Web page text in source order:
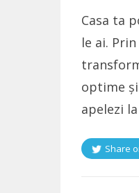
Casa ta
le ai.
optime
apelezi
Share